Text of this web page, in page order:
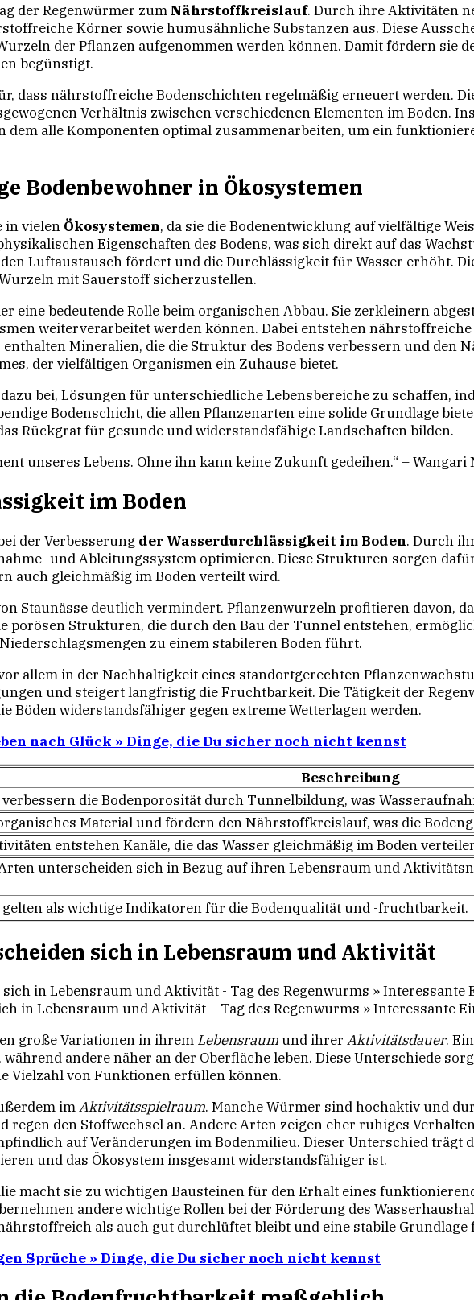
der Regenwürmer zum Nährstoffkreislauf. Durch ihre Aktivitäten
Körner sowie humusähnliche Substanzen aus. Diese
der Pflanzen aufgenommen werden können. Damit fördern sie
begünstigt.
dass nährstoffreiche Bodenschichten regelmäßig erneuert werden.
Verhältnis zwischen verschiedenen Elementen im Boden.
dem alle Komponenten optimal zusammenarbeiten, um ein
Bodenbewohner in Ökosystemen
in vielen Ökosystemen, da sie die Bodenentwicklung auf vielfältige
Eigenschaften des Bodens, was sich direkt auf das
Luftaustausch fördert und die Durchlässigkeit für Wasser erhöht.
mit Sauerstoff sicherzustellen.
eine bedeutende Rolle beim organischen Abbau. Sie zerkleinern
weiterverarbeitet werden können. Dabei entstehen
Mineralien, die die Struktur des Bodens verbessern und den
der vielfältigen Organismen ein Zuhause bietet.
bei, Lösungen für unterschiedliche Lebensbereiche zu schaffen,
Bodenschicht, die allen Pflanzenarten eine solide Grundlage
Rückgrat für gesunde und widerstandsfähige Landschaften bilden.
unseres Lebens. Ohne ihn kann keine Zukunft gedeihen.“ – Wangari
im Boden
der Verbesserung der Wasserdurchlässigkeit im Boden. Durch
und Ableitungssystem optimieren. Diese Strukturen sorgen
auch gleichmäßig im Boden verteilt wird.
Staunässe deutlich vermindert. Pflanzenwurzeln profitieren davon,
porösen Strukturen, die durch den Bau der Tunnel entstehen,
zu einem stabileren Boden führt.
allem in der Nachhaltigkeit eines standortgerechten
und steigert langfristig die Fruchtbarkeit. Die Tätigkeit der
Böden widerstandsfähiger gegen extreme Wetterlagen werden.
nach Glück » Dinge, die Du sicher noch nicht kennst
Beschreibung
die Bodenporosität durch Tunnelbildung, was
Material und fördern den Nährstoffkreislauf, was die
entstehen Kanäle, die das Wasser gleichmäßig im Boden
unterscheiden sich in Bezug auf ihren Lebensraum und
als wichtige Indikatoren für die Bodenqualität und -fruchtbarkeit.
sich in Lebensraum und Aktivität
in Lebensraum und Aktivität – Tag des Regenwurms » Interessante
große Variationen in ihrem Lebensraumund ihrer Aktivitätsdauer.
andere näher an der Oberfläche leben. Diese Unterschiede
Vielzahl von Funktionen erfüllen können.
imAktivitätsspielraum. Manche Würmer sind hochaktiv und
den Stoffwechsel an. Andere Arten zeigen eher ruhiges
auf Veränderungen im Bodenmilieu. Dieser Unterschied trägt
und das Ökosystem insgesamt widerstandsfähiger ist.
macht sie zu wichtigen Bausteinen für den Erhalt eines
andere wichtige Rollen bei der Förderung des
als auch gut durchlüftet bleibt und eine stabile
Sprüche » Dinge, die Du sicher noch nicht kennst